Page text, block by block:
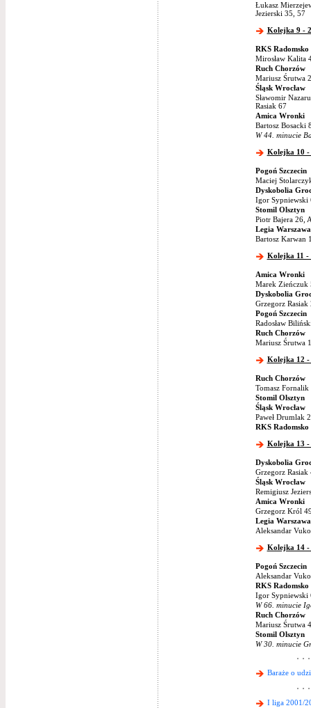
Łukasz
Jezierski 35, 57
Kolejka 9 -
RKS Radomsko
Mirosław Kalita
Ruch Chorzów
Mariusz Śrutwa
Śląsk Wrocław
Sławomir
Rasiak 67
Amica Wronki
Bartosz Bosacki
W 44. minucie
Kolejka 10 -
Pogoń Szczecin
Maciej
Dyskobolia
Igor Sypniewski
Stomil Olsztyn
Piotr Bajera 26,
Legia Warszawa
Bartosz Karwan
Kolejka 11 -
Amica Wronki
Marek Zieńczuk
Dyskobolia
Grzegorz
Pogoń Szczecin
Radosław
Ruch Chorzów
Mariusz Śrutwa
Kolejka 12 -
Ruch Chorzów
Tomasz
Stomil Olsztyn
Śląsk Wrocław
Paweł Drumlak
RKS Radomsko
Kolejka 13 -
Dyskobolia
Grzegorz
Śląsk Wrocław
Remigiusz
Amica Wronki
Grzegorz Król
Legia Warszawa
Aleksandar
Kolejka 14 -
Pogoń Szczecin
Aleksandar
RKS Radomsko
Igor Sypniewski
W 66. minucie
Ruch Chorzów
Mariusz Śrutwa
Stomil Olsztyn
W 30. minucie
Baraże o
I liga 2001/